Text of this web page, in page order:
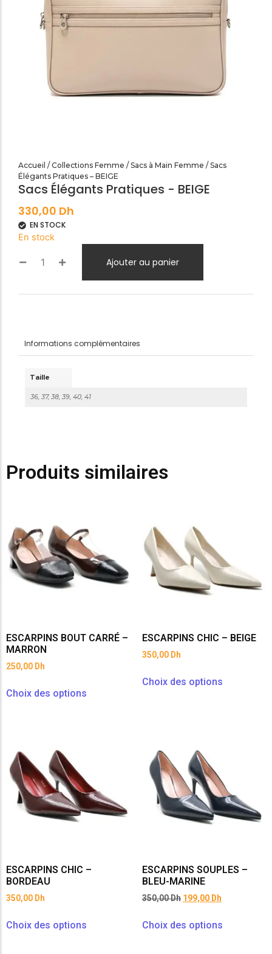
SANDALES PLATES & MEDICALES FEMME
SANDALES SOIRÉES FEMME
Accueil / Collections Femme / Sacs à Main Femme / Sacs
Élégants Pratiques – BEIGE
Sacs Élégants Pratiques - BEIGE
330,00 Dh
EN STOCK
En stock
Ajouter au panier
Informations complémentaires
Taille
36, 37, 38, 39, 40, 41
Produits similaires
ESCARPINS BOUT CARRÉ –
MARRON
250,00 Dh
Choix des options
ESCARPINS CHIC – BEIGE
350,00 Dh
Choix des options
ESCARPINS CHIC –
BORDEAU
350,00 Dh
Choix des options
ESCARPINS SOUPLES –
BLEU-MARINE
350,00Dh 199,00 Dh
Choix des options